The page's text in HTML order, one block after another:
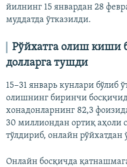
йилнинг 15 январдан 28
муддатда ўтказилди.
Рўйхатга олиш киши
долларга тушди
15−31 январь кунлари бўлиб
олишнинг биринчи
хонадонларнинг 82,3
30 миллиондан ортиқ аҳоли
тўлдириб, онлайн рўйхатдан
Онлайн босқичда